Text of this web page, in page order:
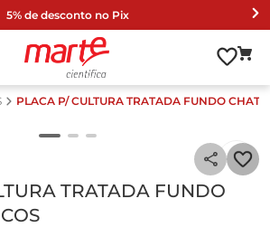
5% de desconto no Pix
PLACA P/ CULTURA TRATADA FUNDO
TRATADA FUNDO